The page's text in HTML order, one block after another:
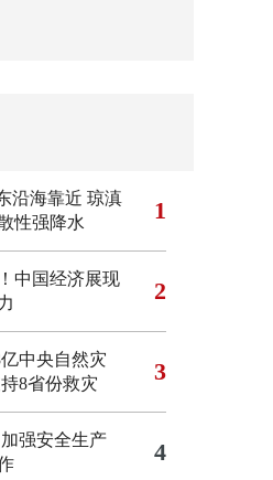
沿海靠近 琼滇
性强降水
1
中国经济展现
2
中央自然灾
8省份救灾
3
强安全生产
4